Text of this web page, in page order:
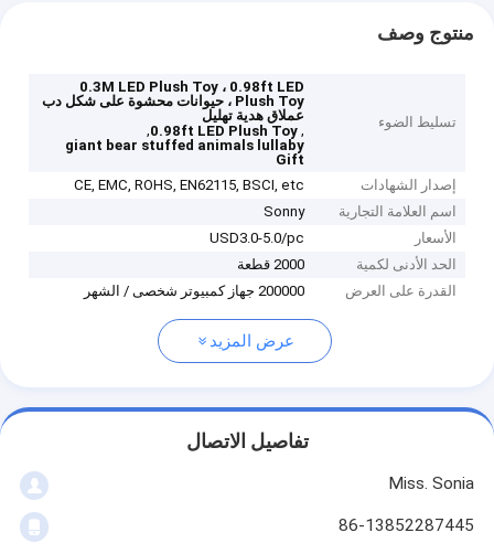
منتوج وصف
تسليط الضوء
0.3M LED Plush Toy ، 0.98ft LED
Plush Toy ، حيوانات محشوة على شكل دب
عملاق هدية تهليل
,
0.98ft LED Plush Toy
,
giant bear stuffed animals lullaby
Gift
إصدار الشهادات
CE, EMC, ROHS, EN62115, BSCI, etc
اسم العلامة التجارية
Sonny
الأسعار
USD3.0-5.0/pc
الحد الأدنى لكمية
2000 قطعة
القدرة على العرض
200000 جهاز كمبيوتر شخصى / الشهر
عرض المزيد
تفاصيل الاتصال
Miss. Sonia
86-13852287445